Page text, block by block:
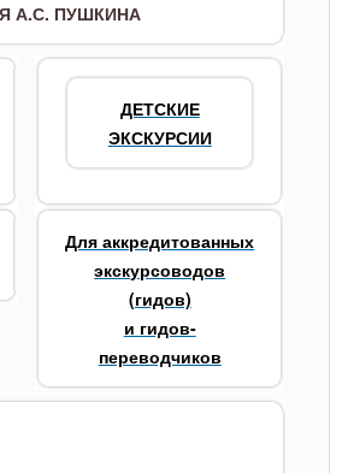
А.С. ПУШКИНА
ДЕТСКИЕ
ЭКСКУРСИИ
Для аккредитованных
экскурсоводов
(гидов)
и гидов-
переводчиков